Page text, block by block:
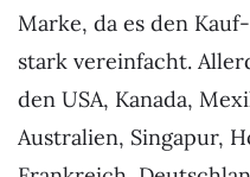
Marke, da es den
stark vereinfacht.
den USA, Kanada,
Australien, Singapur,